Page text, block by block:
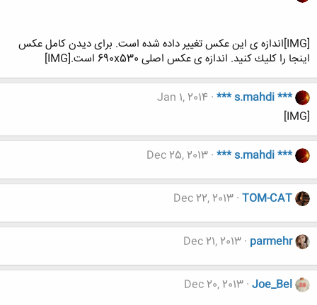
[IMG]اندازه ی اين عكس تغيير داده شده است. برای ديدن كامل عكس
اينجا را كليك كنيد. اندازه ی عكس اصلی 690x530 است.[IMG]
*** s.mahdi ***
Jan 1, 2014
[IMG]
*** s.mahdi ***
Dec 25, 2013
TOM-CAT
Dec 22, 2013
parmehr
Dec 21, 2013
Joe_Bel
Dec 20, 2013